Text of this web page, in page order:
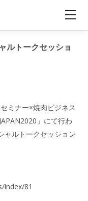
ルトークセッショ
ミナー×焼肉ビジネス
」にて行わ
ャルトークセッション
index/81